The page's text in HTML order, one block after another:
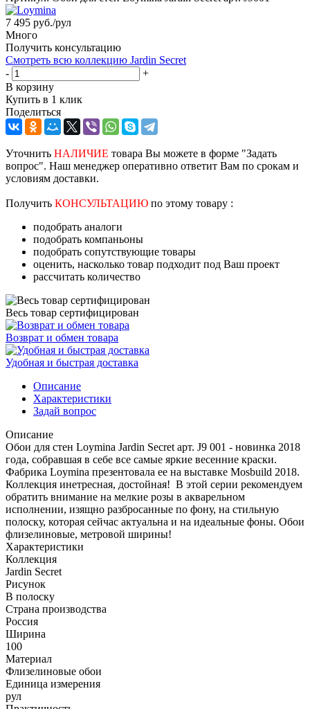
7 495 руб./рул
Много
Получить консультацию
Смотреть всю коллекцию Jardin Secret
-
+
В корзину
Купить в 1 клик
Поделиться
Уточнить НАЛИЧИЕ товара Вы можете в форме "Задать
вопрос". Наш менеджер оперативно ответит Вам по срокам и
условиям доставки.
Получить КОНСУЛЬТАЦИЮ по этому товару :
подобрать аналоги
подобрать компаньоны
подобрать сопутствующие товары
оценить, насколько товар подходит под Ваш проект
рассчитать количество
Весь товар сертифицирован
Возврат и обмен товара
Удобная и быстрая доставка
Описание
Характеристики
Задай вопрос
Описание
Обои для стен Loymina Jardin Secret арт. J9 001 - новинка 2018
года, собравшая в себе все самые яркие весенние краски.
Фабрика Loymina презентовала ее на выставке Mosbuild 2018.
Коллекция инетресная, достойная! В этой серии рекомендуем
обратить внимание на мелкие розы в акварельном
исполнении, изящно разбросанные по фону, на стильную
полоску, которая сейчас актуальна и на идеальные фоны. Обои
флизелиновые, метровой ширины!
Характеристики
Коллекция
Jardin Secret
Рисунок
В полоску
Страна производства
Россия
Ширина
100
Материал
Флизелиновые обои
Единица измерения
рул